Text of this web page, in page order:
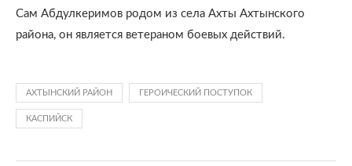
Сам Абдулкеримов родом из села Ахты Ахтынского
района, он является ветераном боевых действий.
АХТЫНСКИЙ РАЙОН ГЕРОИЧЕСКИЙ ПОСТУПОК
КАСПИЙСК